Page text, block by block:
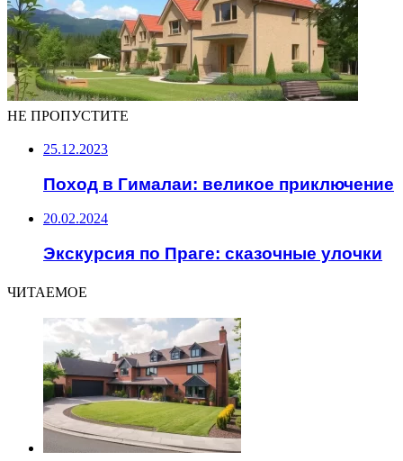
НЕ ПРОПУСТИТЕ
25.12.2023
Поход в Гималаи: великое приключение
20.02.2024
Экскурсия по Праге: сказочные улочки
ЧИТАЕМОЕ